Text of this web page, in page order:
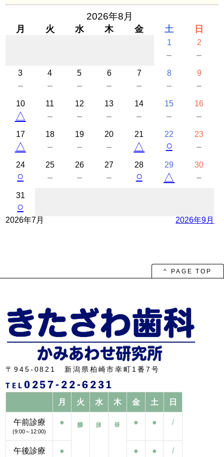
2026年8月
月 火 水 木 金 土 日
1
－
2
－
3
－
4
－
5
－
6
－
7
－
8
－
9
－
10
△
11
－
12
－
13
－
14
－
15
－
16
－
17
△
18
－
19
－
20
－
21
△
22
○
23
－
24
○
25
－
26
－
27
－
28
○
29
△
30
－
31
○
2026年7月 2026年9月
^ PAGE TOP
〒945-0821 新潟県柏崎市幸町1番7号
TEL 0257-22-6231
月 火 水 木 金 土 日
午前診療
(9:00～12:00)
● ● ● /
午後診療 ● ● ● /